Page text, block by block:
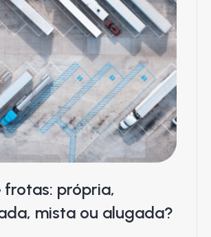
frotas: própria,
mista ou alugada?